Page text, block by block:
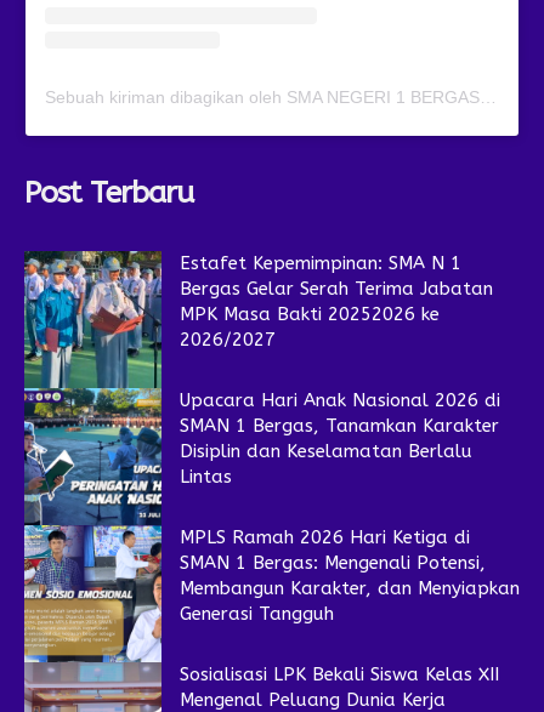
Post Terbaru
Estafet Kepemimpinan: SMA N 1
Bergas Gelar Serah Terima Jabatan
MPK Masa Bakti 20252026 ke
2026/2027
Upacara Hari Anak Nasional 2026 di
SMAN 1 Bergas, Tanamkan Karakter
Disiplin dan Keselamatan Berlalu
Lintas
MPLS Ramah 2026 Hari Ketiga di
SMAN 1 Bergas: Mengenali Potensi,
Membangun Karakter, dan Menyiapkan
Generasi Tangguh
Sosialisasi LPK Bekali Siswa Kelas XII
Mengenal Peluang Dunia Kerja